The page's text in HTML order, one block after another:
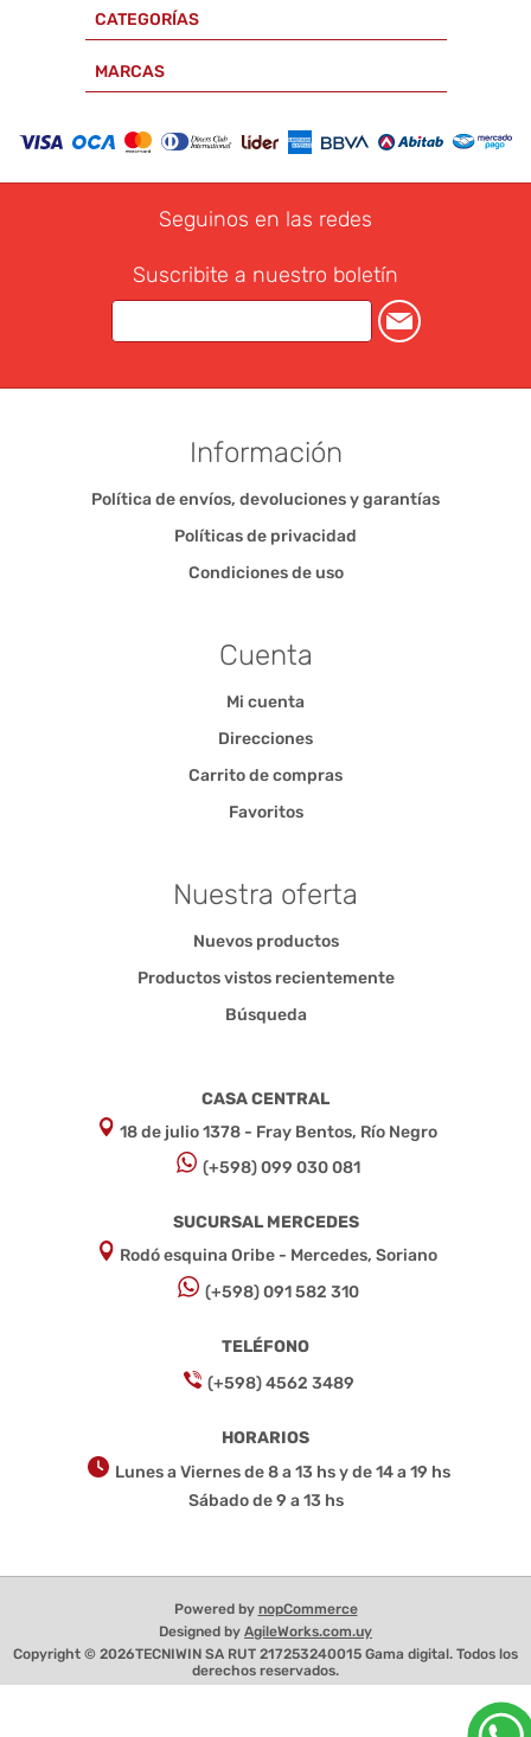
CATEGORÍAS
MARCAS
Seguinos en las redes
Suscribite a nuestro boletín
Información
Política de envíos, devoluciones y garantías
Políticas de privacidad
Condiciones de uso
Cuenta
Mi cuenta
Direcciones
Carrito de compras
Favoritos
Nuestra oferta
Nuevos productos
Productos vistos recientemente
Búsqueda
CASA CENTRAL
18 de julio 1378 - Fray Bentos, Río Negro
(+598) 099 030 081
SUCURSAL MERCEDES
Rodó esquina Oribe - Mercedes, Soriano
(+598) 091 582 310
TELÉFONO
(+598) 4562 3489
HORARIOS
Lunes a Viernes de 8 a 13 hs y de 14 a 19 hs
Sábado de 9 a 13 hs
Powered by nopCommerce
Designed by AgileWorks.com.uy
Copyright © 2026TECNIWIN SA RUT 217253240015 Gama digital. Todos los
derechos reservados.